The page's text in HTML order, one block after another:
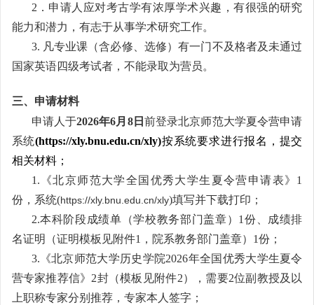
2 ．申请人应对考古学有浓厚学术兴趣，有很强的研究
能力和潜力，有志于从事学术研究工作。
3. 凡专业课（含必修、选修）有一门不及格者及未通过
国家英语四级考试者，不能录取为营员。
三、申请材料
申请人于2026年6月8日 前登录北京师范大学夏令营申请
系统(https://xly.bnu.edu.cn/xly)按系统要求进行报名，提交
相关材料；
1. 《北京师范大学全国优秀大学生夏令营申请表》1
份，系统(https://xly.bnu.edu.cn/xly)填写并下载打印；
2.本科阶段成绩单（学校教务部门盖章）1份、成绩排
名证明（证明模板见附件1，院系教务部门盖章）1份；
3. 《北京师范大学历史学院2026年全国优秀大学生夏令
营专家推荐信》2封（模板见附件2），需要2位副教授及以
上职称专家分别推荐，专家本人签字；